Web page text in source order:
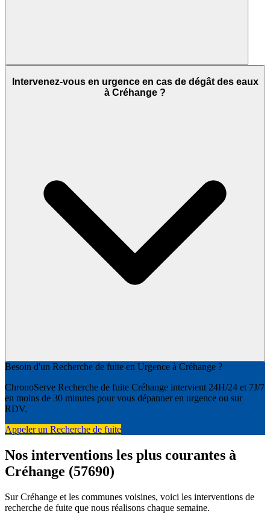
Intervenez-vous en urgence en cas de dégât des eaux
à Créhange ?
Besoin d'un Recherche de fuite en Urgence à Créhange ?
ChronoServe Recherche de fuite Créhange intervient 24H/24 et 7J/7
en moins de 30 minutes pour vous dépanner en urgence ou sur
RDV.
Appeler un Recherche de fuite
Nos interventions les plus courantes à
Créhange (57690)
Sur Créhange et les communes voisines, voici les interventions de
recherche de fuite que nous réalisons chaque semaine.